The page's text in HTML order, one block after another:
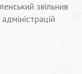
звільнив